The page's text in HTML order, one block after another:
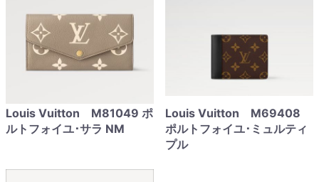
Louis Vuitton M81049 ポ
ルトフォイユ･サラ NM
Louis Vuitton M69408
ポルトフォイユ･ミュルティ
プル